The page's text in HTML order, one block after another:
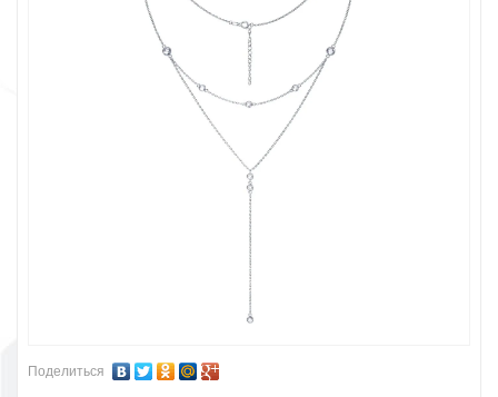
Поделиться